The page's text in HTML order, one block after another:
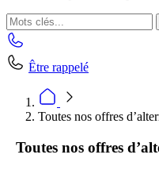
Être rappelé
Toutes nos offres
Toutes nos offres